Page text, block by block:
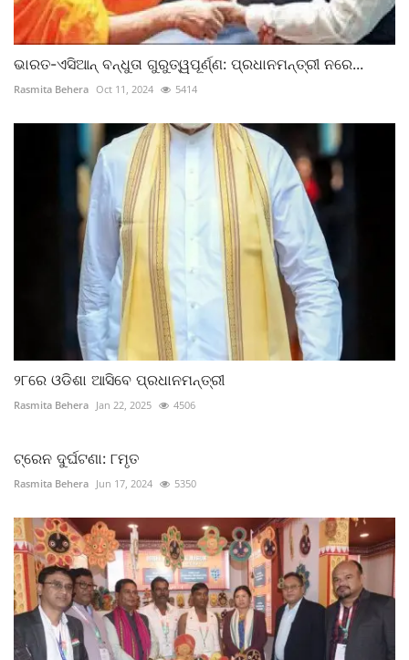
ଭାରତ-ଏସିଆନ୍‌ ବନ୍ଧୁତା ଗୁରୁତ୍ୱପୂର୍ଣ୍ଣ: ପ୍ରଧାନମନ୍ତ୍ରୀ ନରେ...
Rasmita Behera Oct 11, 2024 5414
୨୮ରେ ଓଡିଶା ଆସିବେ ପ୍ରଧାନମନ୍ତ୍ରୀ
Rasmita Behera Jan 22, 2025 4506
ଟ୍ରେନ ଦୁର୍ଘଟଣା: ୮ମୃତ
Rasmita Behera Jun 17, 2024 5350